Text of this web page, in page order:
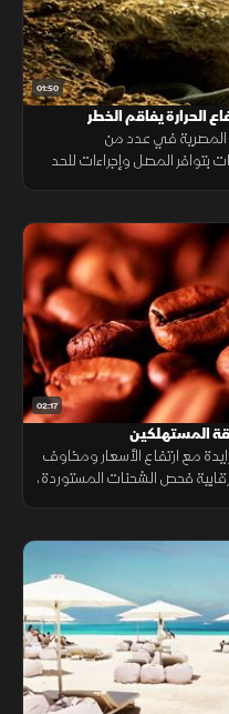
01:50
الحرارة يفاقم الخطر
المصرية في عدد من
المصل وإجراءات للحد
02:17
المستهلكين
مع ارتفاع الأسعار ومخاوف
فحص الشحنات المستوردة،